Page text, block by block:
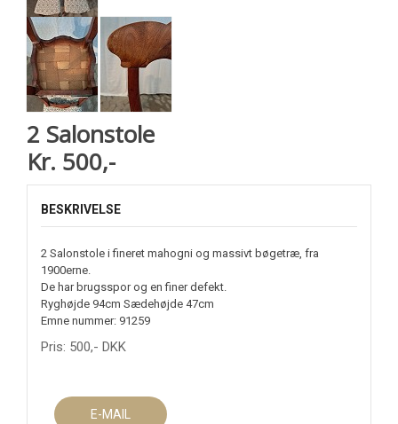
2 Salonstole
Kr. 500,-
BESKRIVELSE
2 Salonstole i fineret mahogni og massivt bøgetræ, fra
1900erne.
De har brugsspor og en finer defekt.
Ryghøjde 94cm Sædehøjde 47cm
Emne nummer: 91259
Pris: 500,- DKK
E-MAIL